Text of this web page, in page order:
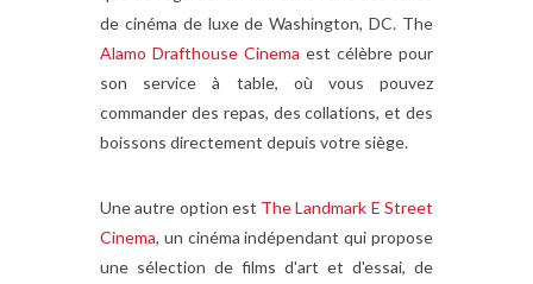
de cinéma de luxe de Washington, DC. The
Alamo Drafthouse Cinema est célèbre pour
son service à table, où vous pouvez
commander des repas, des collations, et des
boissons directement depuis votre siège.
Une autre option est The Landmark E Street
Cinema, un cinéma indépendant qui propose
une sélection de films d'art et d'essai, de